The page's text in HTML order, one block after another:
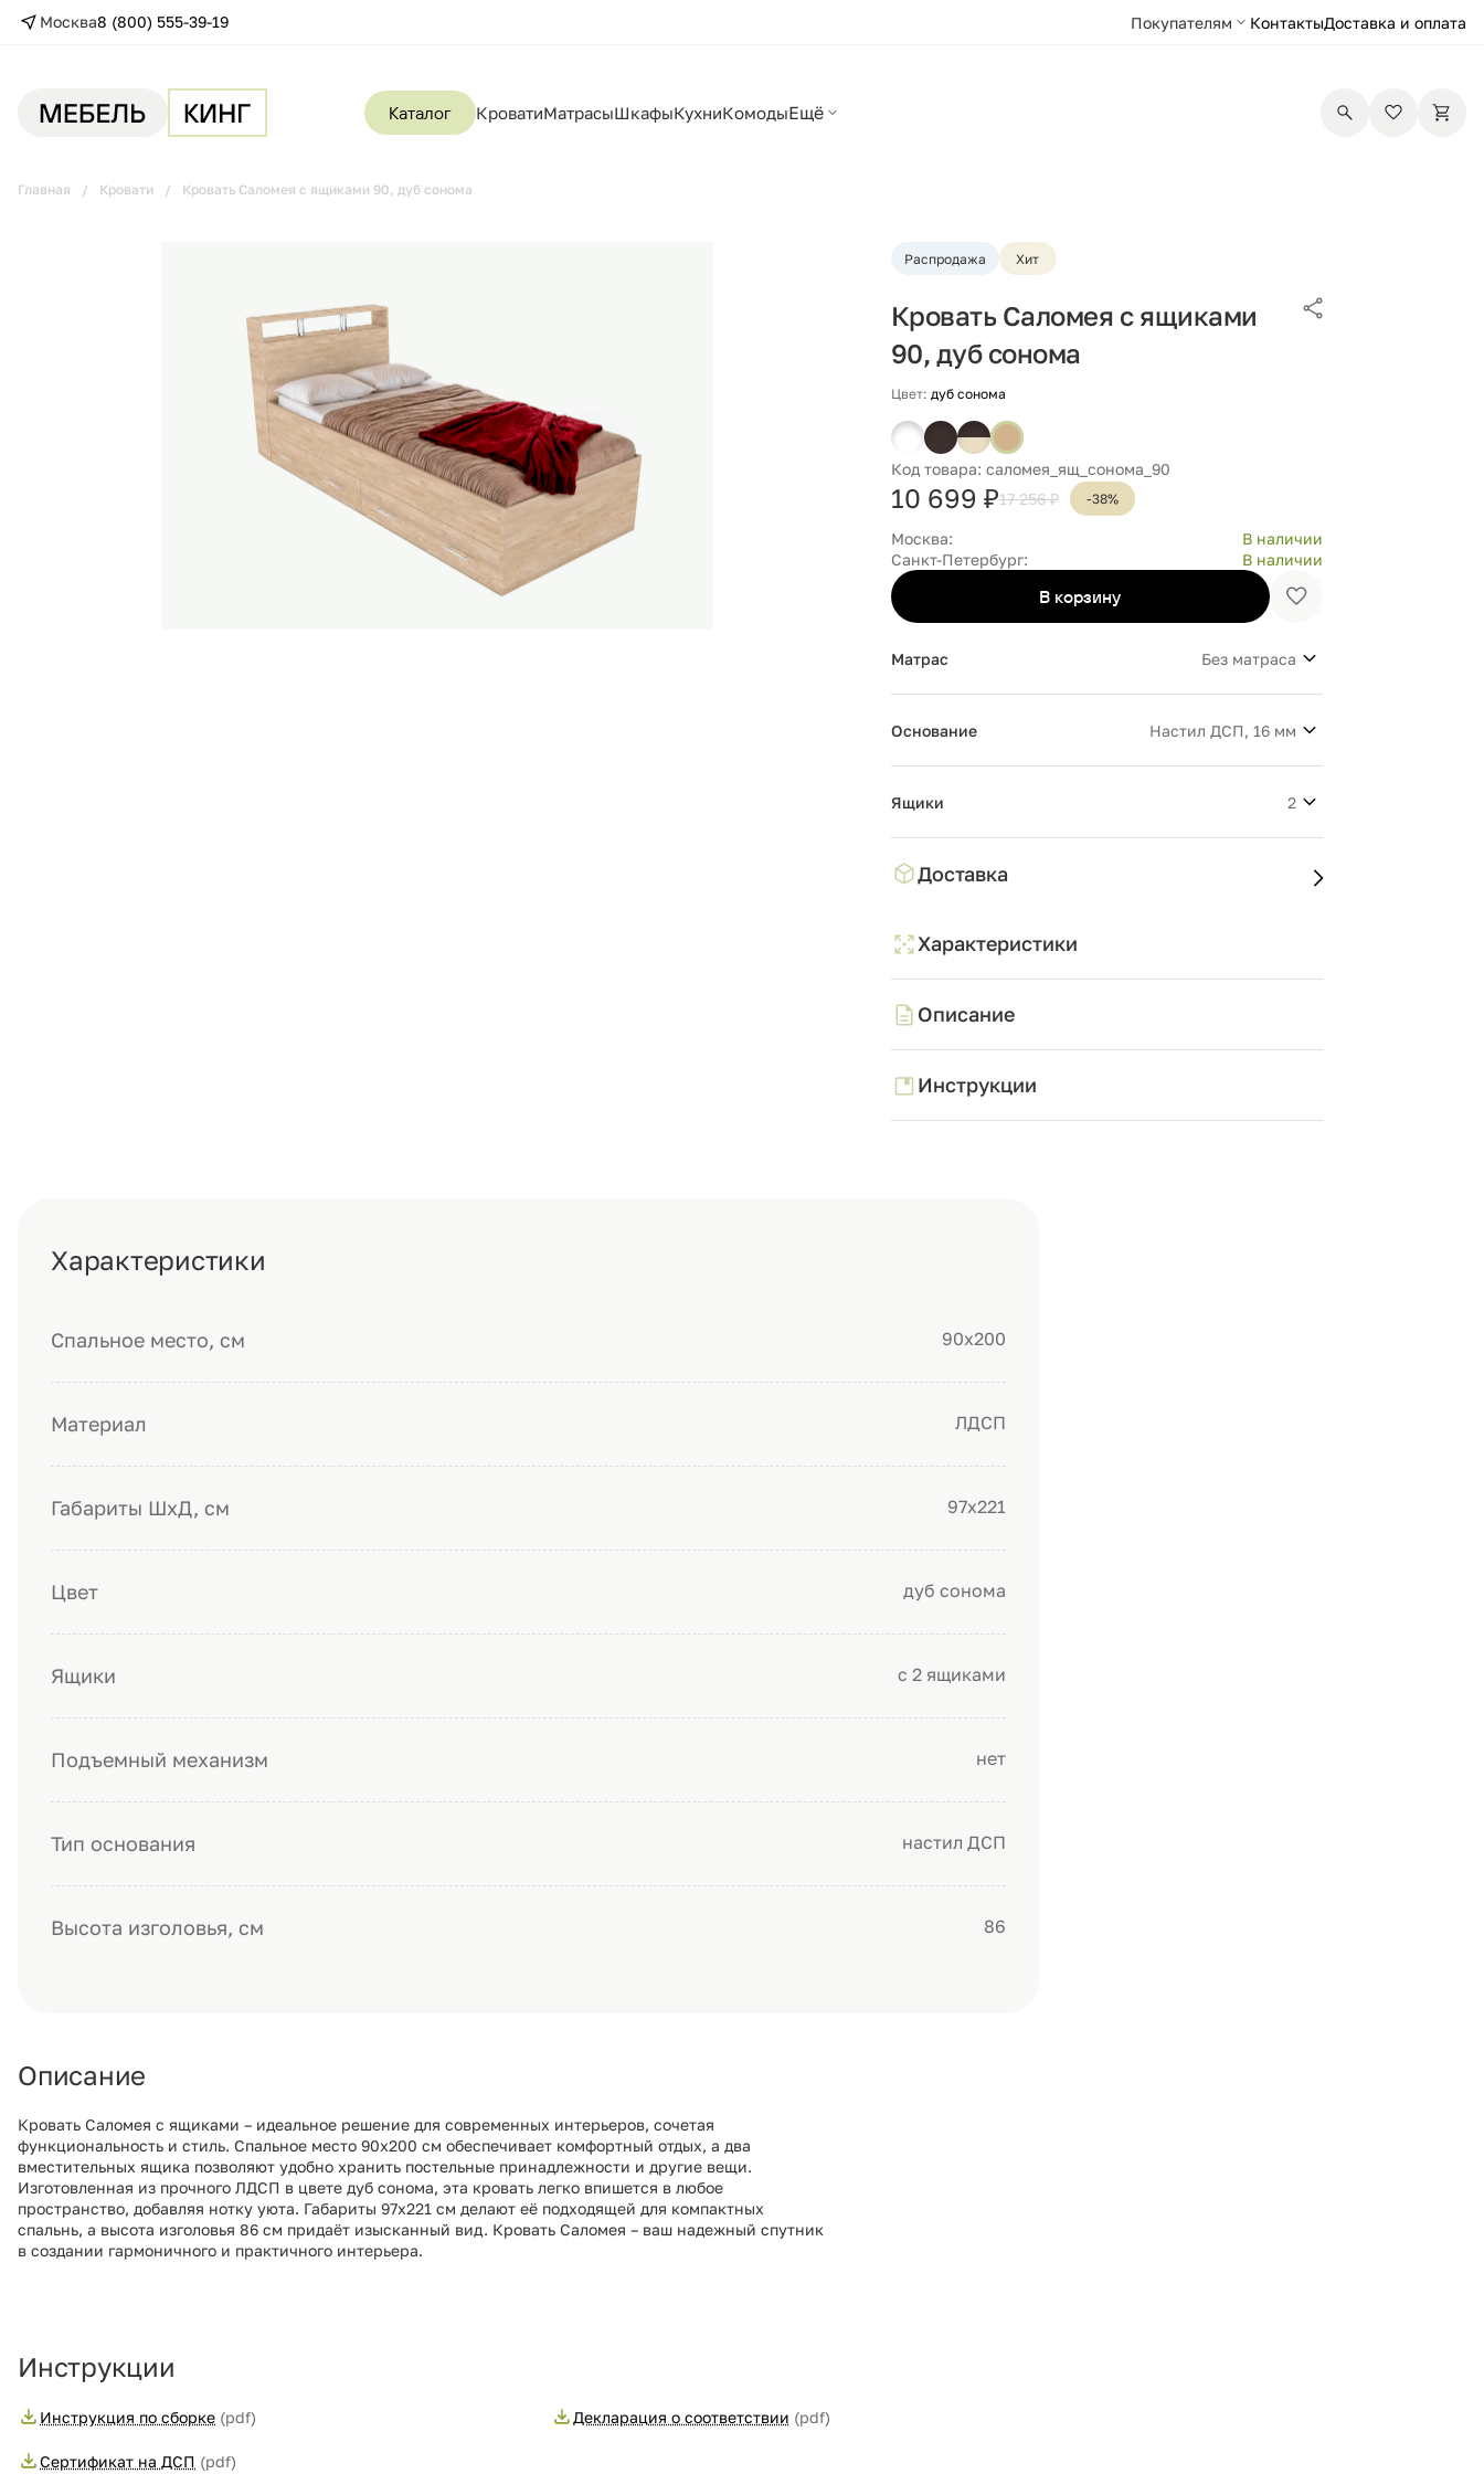
Москва8 (800) 555-39-19 Покупателям КонтактыДоставка и оплата
Каталог КроватиМатрасыШкафыКухниКомодыЕщё
Главная Кровати Кровать Саломея с ящиками 90, дуб сонома
Распродажа Хит
Кровать Саломея с ящиками
90, дуб сонома
Цвет: дуб сонома
Код товара: саломея_ящ_сонома_90
10 699 ₽17 256 ₽ -38%
Москва:
В наличии
Санкт-Петербург:
В наличии
В корзину
Добавить
избранное
Матрас Без матраса
Основание Настил ДСП, 16 мм
Ящики 2
Доставка
Характеристики
Описание
Инструкции
Характеристики
Спальное место, см 90х200
Материал ЛДСП
Габариты ШхД, см 97х221
Цвет дуб сонома
Ящики с 2 ящиками
Подъемный механизм нет
Тип основания настил ДСП
Высота изголовья, см 86
Описание
Кровать Саломея с ящиками – идеальное решение для современных интерьеров, сочетая
функциональность и стиль. Спальное место 90х200 см обеспечивает комфортный отдых, а два
вместительных ящика позволяют удобно хранить постельные принадлежности и другие вещи.
Изготовленная из прочного ЛДСП в цвете дуб сонома, эта кровать легко впишется в любое
пространство, добавляя нотку уюта. Габариты 97х221 см делают её подходящей для компактных
спальнь, а высота изголовья 86 см придаёт изысканный вид. Кровать Саломея – ваш надежный спутник
в создании гармоничного и практичного интерьера.
Инструкции
Инструкция по сборке (pdf) Декларация о соответствии (pdf)
Сертификат на ДСП (pdf)